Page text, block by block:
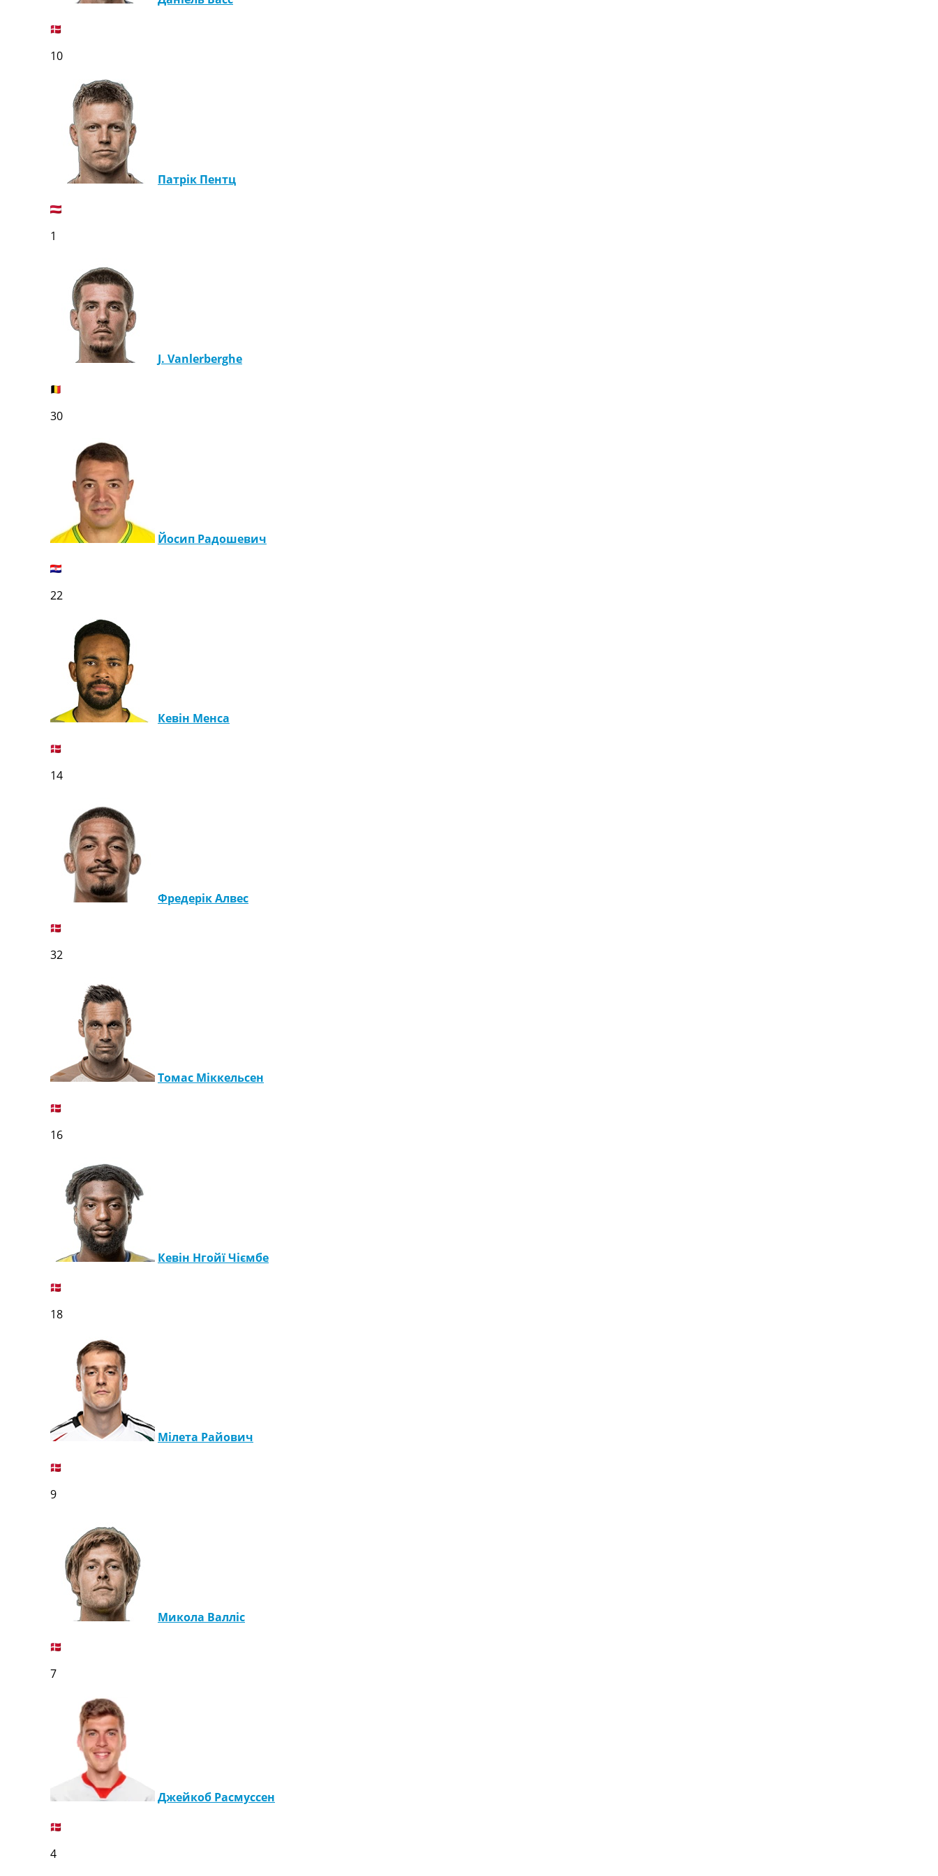
Categories
Головна
Новини футболу
Відео
Новини футболу України
Футбольні трансфери
Останні коментарі
Колективний прогноз
Турніри
Чемпіонат Світу
Україна. Прем’єр-Ліга
Україна. Перша Ліга
Ліга Чемпіонів
Англія. Прем’єр-Ліга
Перша Ліга
Таблиця АПЛ
Таблиця Ла Ліги
Таблиця Ліги Чемпіонів
Всі таблиці >>>
Рейтинги
Рейтинг країн УЄФА
10
Патрік Пентц
1
J. Vanlerberghe
30
Йосип Радошевич
22
Кевін Менса
14
Фредерік Алвес
32
Томас Міккельсен
16
Кевін Нгойї Чіємбе
18
Мілета Райович
9
Микола Валліс
7
Джейкоб Расмуссен
4